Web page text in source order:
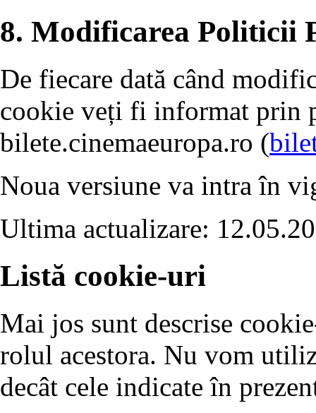
8. Modificarea Politicii
De fiecare dată când
cookie veți fi informat prin
bilete.cinemaeuropa.ro (
Noua versiune va intra în
Ultima actualizare:
Listă cookie-uri
Mai jos sunt descrise
rolul acestora. Nu vom
decât cele indicate în